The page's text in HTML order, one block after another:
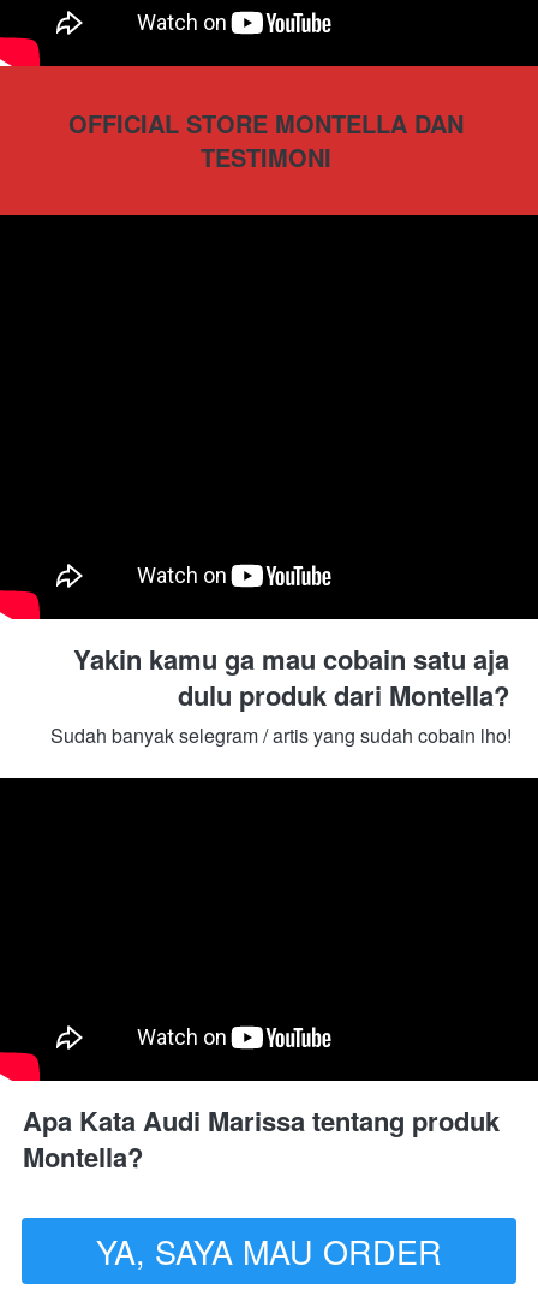
OFFICIAL STORE MONTELLA DAN
TESTIMONI
Yakin kamu ga mau cobain satu aja
dulu produk dari Montella?
Sudah banyak selegram / artis yang sudah cobain lho!
Apa Kata Audi Marissa tentang produk
Montella?
`
YA, SAYA MAU ORDER